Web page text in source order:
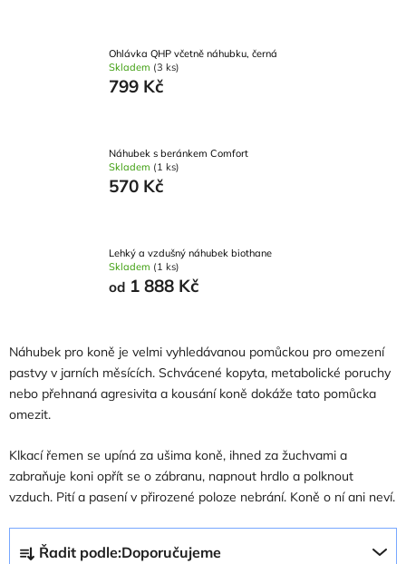
Ohlávka QHP včetně náhubku, černá
Skladem (3 ks)
799 Kč
Náhubek s beránkem Comfort
Skladem (1 ks)
570 Kč
Lehký a vzdušný náhubek biothane
Skladem (1 ks)
od 1 888 Kč
Náhubek pro koně je velmi vyhledávanou pomůckou pro omezení
pastvy v jarních měsících. Schvácené kopyta, metabolické poruchy
nebo přehnaná agresivita a kousání koně dokáže tato pomůcka
omezit.
Klkací řemen se upíná za ušima koně, ihned za žuchvami a
zabraňuje koni opřít se o zábranu, napnout hrdlo a polknout
vzduch. Pití a pasení v přirozené poloze nebrání. Koně o ní ani neví.
Řadit podle:Doporučujeme